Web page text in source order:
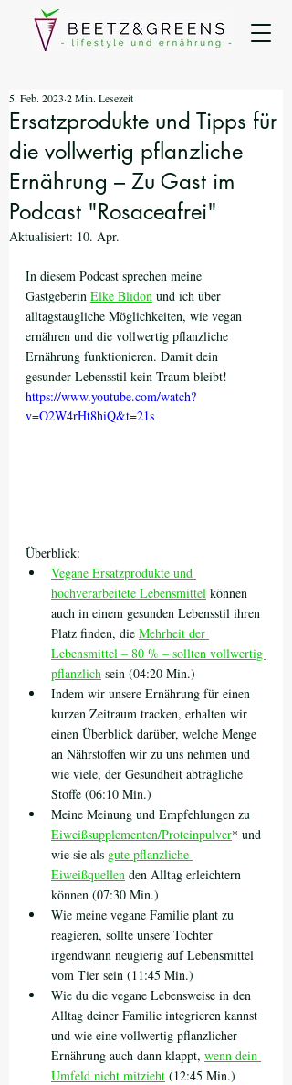
Ersatzprodukte und Tipps für
die vollwertig pflanzliche
Ernährung – Zu Gast im
Podcast "Rosaceafrei"
5. Feb. 2023 2 Min. Lesezeit
Aktualisiert: 10. Apr.
In diesem Podcast sprechen meine
Gastgeberin Elke Blidon und ich über
alltagstaugliche Möglichkeiten, wie vegan
ernähren und die vollwertig pflanzliche
Ernährung funktionieren. Damit dein
gesunder Lebensstil kein Traum bleibt!
https://www.youtube.com/watch?
v=O2W4rHt8hiQ&t=21s
Überblick:
Vegane Ersatzprodukte und
hochverarbeitete Lebensmittel können
auch in einem gesunden Lebensstil ihren
Platz finden, die Mehrheit der
Lebensmittel – 80 % – sollten vollwertig
pflanzlich sein (04:20 Min.)
Indem wir unsere Ernährung für einen
kurzen Zeitraum tracken, erhalten wir
einen Überblick darüber, welche Menge
an Nährstoffen wir zu uns nehmen und
wie viele, der Gesundheit abträgliche
Stoffe (06:10 Min.)
Meine Meinung und Empfehlungen zu
Eiweißsupplementen/Proteinpulver* und
wie sie als gute pflanzliche
Eiweißquellen den Alltag erleichtern
können (07:30 Min.)
Wie meine vegane Familie plant zu
reagieren, sollte unsere Tochter
irgendwann neugierig auf Lebensmittel
vom Tier sein (11:45 Min.)
Wie du die vegane Lebensweise in den
Alltag deiner Familie integrieren kannst
und wie eine vollwertig pflanzlicher
Ernährung auch dann klappt, wenn dein
Umfeld nicht mitzieht (12:45 Min.)